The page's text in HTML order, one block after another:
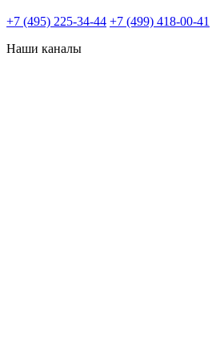
+7 (495) 225-34-44 +7 (499) 418-00-41
Наши каналы